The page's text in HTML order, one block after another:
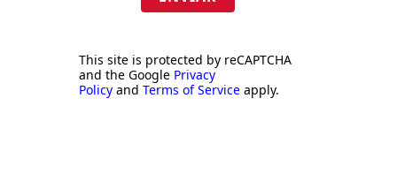
This site is protected by reCAPTCHA
and the Google Privacy
Policy and Terms of Service apply.